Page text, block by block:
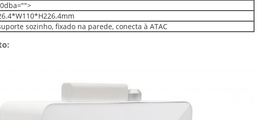
sozinho, fixado na parede, conecta à ATAC